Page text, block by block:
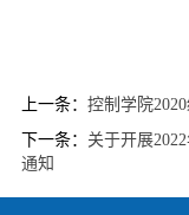
上一条： 控制学院
下一条： 关于开展
通知